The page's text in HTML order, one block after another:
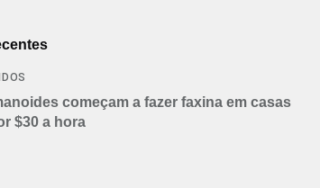
começam a fazer faxina em casas
$30 a hora